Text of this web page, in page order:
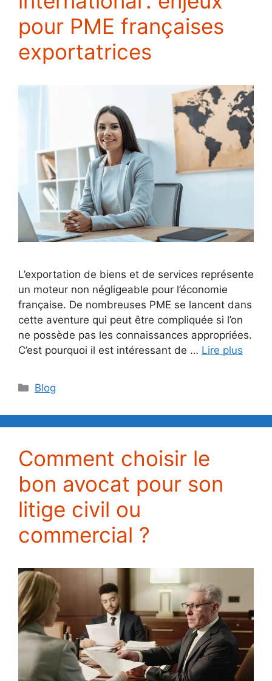
pour PME françaises
exportatrices
L’exportation de biens et de services représente
un moteur non négligeable pour l’économie
française. De nombreuses PME se lancent dans
cette aventure qui peut être compliquée si l’on
ne possède pas les connaissances appropriées.
C’est pourquoi il est intéressant de … Lire plus
Catégories
Blog
Comment choisir le
bon avocat pour son
litige civil ou
commercial ?